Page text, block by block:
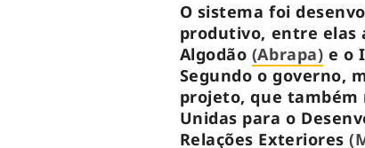
O sistema foi
produtivo, entre elas
Algodão (Abrapa) e o
Segundo o governo,
projeto, que também
Unidas para o
Relações Exteriores